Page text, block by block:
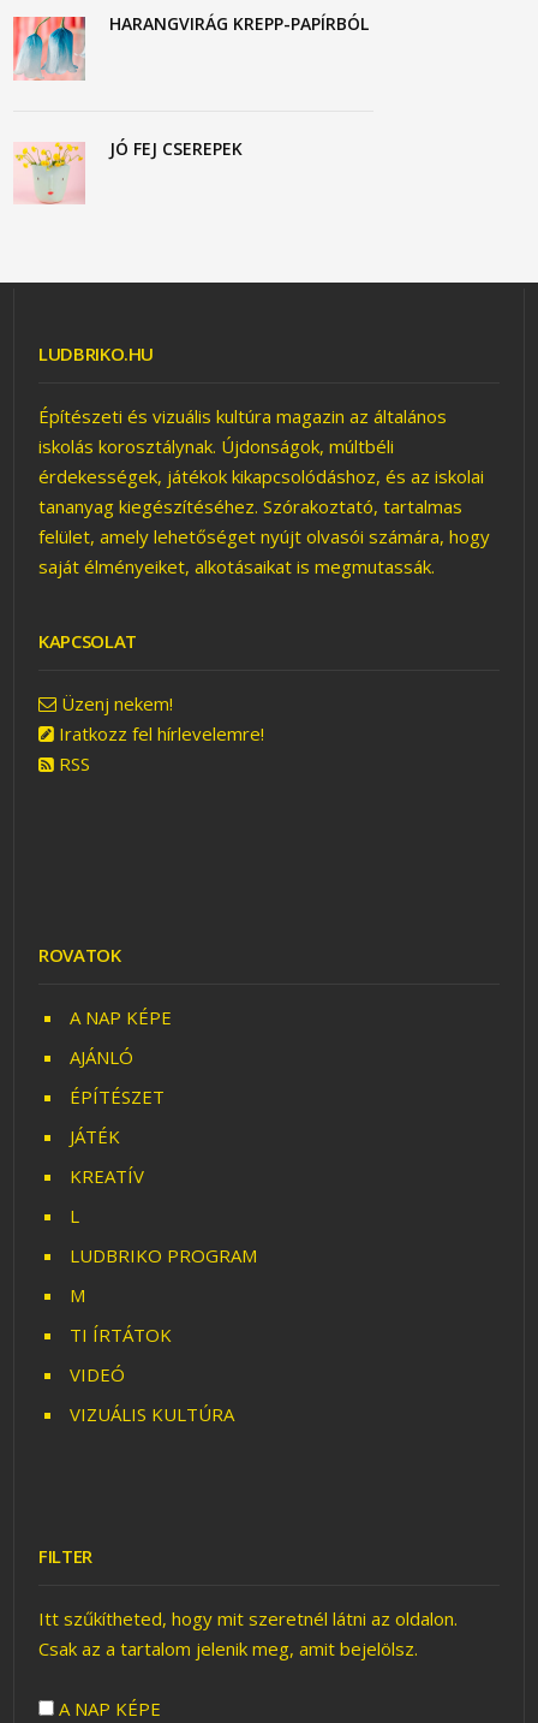
HARANGVIRÁG KREPP-PAPÍRBÓL
JÓ FEJ CSEREPEK
LUDBRIKO.HU
Építészeti és vizuális kultúra magazin az általános
iskolás korosztálynak. Újdonságok, múltbéli
érdekességek, játékok kikapcsolódáshoz, és az iskolai
tananyag kiegészítéséhez. Szórakoztató, tartalmas
felület, amely lehetőséget nyújt olvasói számára, hogy
saját élményeiket, alkotásaikat is megmutassák.
KAPCSOLAT
Üzenj nekem!
Iratkozz fel hírlevelemre!
RSS
ROVATOK
A NAP KÉPE
AJÁNLÓ
ÉPÍTÉSZET
JÁTÉK
KREATÍV
L
LUDBRIKO PROGRAM
M
TI ÍRTÁTOK
VIDEÓ
VIZUÁLIS KULTÚRA
FILTER
Itt szűkítheted, hogy mit szeretnél látni az oldalon.
Csak az a tartalom jelenik meg, amit bejelölsz.
A NAP KÉPE